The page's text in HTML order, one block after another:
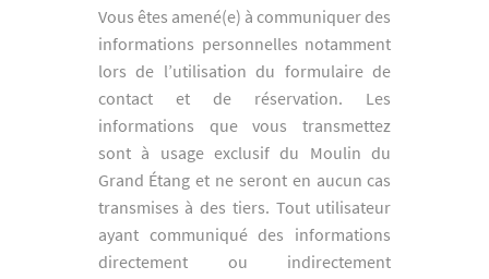
Vous êtes amené(e) à communiquer des
informations personnelles notamment
lors de l’utilisation du formulaire de
contact et de réservation. Les
informations que vous transmettez
sont à usage exclusif du Moulin du
Grand Étang et ne seront en aucun cas
transmises à des tiers. Tout utilisateur
ayant communiqué des informations
directement ou indirectement